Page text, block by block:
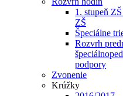
1. stupeň
ZŠ
Špeciálne
Rozvrh
podpory
Zvonenie
Krúžky